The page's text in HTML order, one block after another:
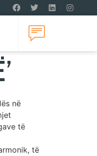
në
të
të